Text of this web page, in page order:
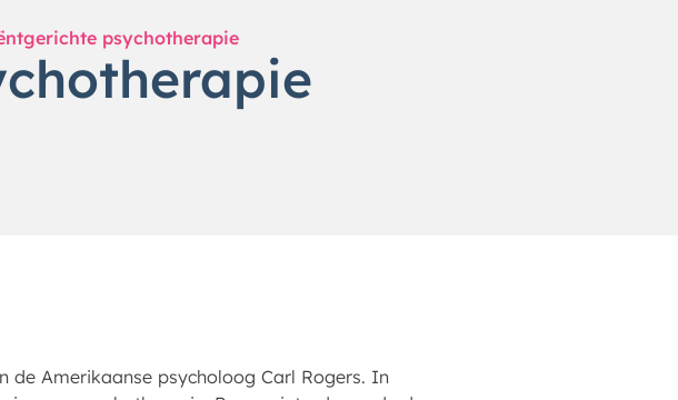
psychotherapie
de Amerikaanse psycholoog Carl Rogers. In